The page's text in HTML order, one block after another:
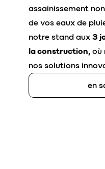
assainissement
de vos eaux de
notre stand aux 3
la construction, où
nos solutions
en